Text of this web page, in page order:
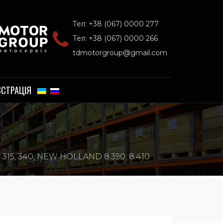
Тел: +38 (067) 0000 277
Тел: +38 (067) 0000 266
tdmotorgroup@gmail.com
340, NEW HOLLAND 8.390; 8.410